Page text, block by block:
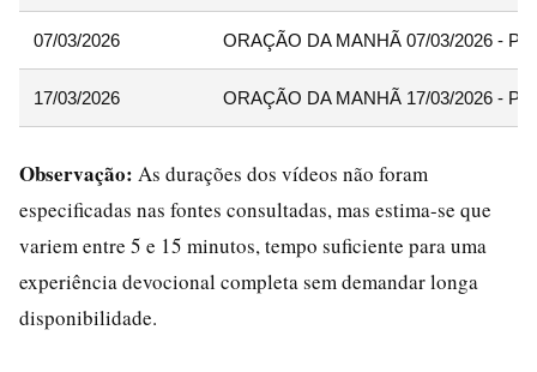
07/03/2026 ORAÇÃO DA MANHÃ 07/03/2026 -
17/03/2026 ORAÇÃO DA MANHÃ 17/03/2026 -
Observação: As durações dos vídeos não foram
especificadas nas fontes consultadas, mas estima-se que
variem entre 5 e 15 minutos, tempo suficiente para uma
experiência devocional completa sem demandar longa
disponibilidade.